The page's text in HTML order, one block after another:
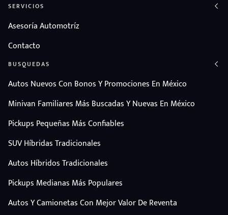
SERVICIOS
Asesoría Automotríz
Contacto
BUSQUEDAS
Autos Nuevos Con Bonos Y Promociones En México
Minivan Familiares Más Buscadas Y Nuevas En México
Pickups Pequeñas Más Confiables
SUV Híbridas Tradicionales
Autos Híbridos Tradicionales
Pickups Medianas Más Populares
Autos Y Camionetas Con Mejor Valor De Reventa